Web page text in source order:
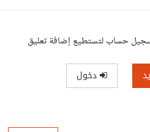
حساب لتستطيع إضافة تعليق
دخول